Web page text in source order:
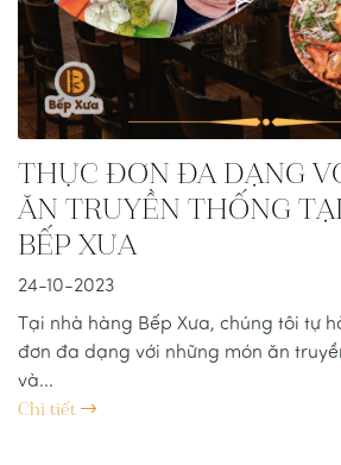
THỰC ĐƠN ĐA DẠNG
ĂN TRUYỀN THỐNG
BẾP XƯA
24-10-2023
Tại nhà hàng Bếp Xưa, chúng tôi tự
đơn đa dạng với những món ăn
và...
Chi tiết